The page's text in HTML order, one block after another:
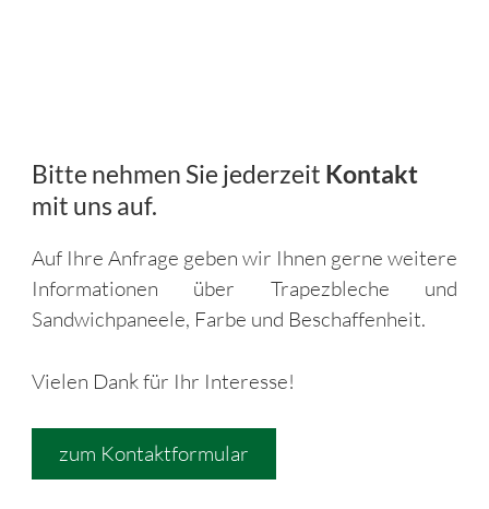
Bitte nehmen Sie jederzeit Kontakt
mit uns auf.
Auf Ihre Anfrage geben wir Ihnen gerne weitere
Informationen über Trapezbleche und
Sandwichpaneele, Farbe und Beschaffenheit.
Vielen Dank für Ihr Interesse!
zum Kontaktformular